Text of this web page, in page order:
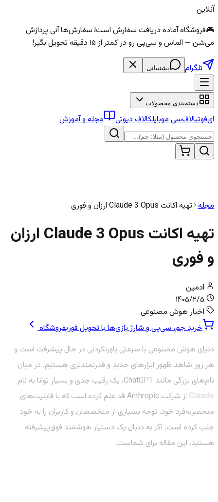
آنلاین
🎮فروشگاه آماده دریافت سفارش است!·سفارش‌ها آنی پردازش
می‌شن — الماس و سی‌پی رو در کمتر از ۱۵ دقیقه تحویل بگیر!
تلگرام پشتیبانی
دسته‌بندی محصولات
ای‌فوتبالاف‌سی موبایلکالاف دیوتی مجله و آموزش
مجله تهیه اکانت Claude 3 Opus ارزان و فوری
تهیه اکانت Claude 3 Opus ارزان
و فوری
ادمین
۱۴۰۵/۲/۵
اخبار هوش مصنوعی
خرید جم، سی‌پی و شارژ بازی‌ها با تحویل فوریفروشگاه
دنیای هوش مصنوعی با سرعتی باورنکردنی در حال پیشرفت است و
هر روز شاهد ظهور ابزارهای جدید و قدرتمندتری هستیم. در میان
نام‌های بزرگی مانند ChatGPT، یک رقیب جدی و بسیار توانا به نام
Claude
از شرکت Anthropic قد علم کرده است که با قابلیت‌های
منحصربه‌فرد خود، توجه بسیاری از متخصصان و کاربران را به خود
جلب کرده است. اگر به دنبال یک دستیار هوشمند فوق‌پیشرفته
هستید، این مقاله برای شماست.